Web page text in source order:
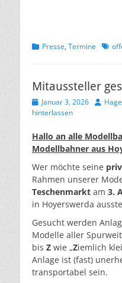
Kategorien
Presse, Termine
Mitaussteller
Veröffentlicht
am
Januar 3, 2026 Autor
hinterlassen
Hallo an alle
Modellbahner aus
Wer möchte seine
Rahmen unserer
Teschenmarkt am 3.
in Hoyerswerda
Gesucht werden
Modelle aller
bis Z wie „Ziemlich
Anlage ist (fast)
transportabel sein.